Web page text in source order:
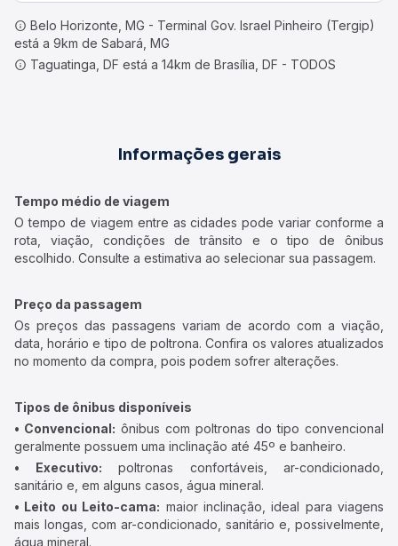
Belo Horizonte, MG - Terminal Gov. Israel Pinheiro (Tergip)
está a 9km de Sabará, MG
Taguatinga, DF está a 14km de Brasília, DF - TODOS
Informações gerais
Tempo médio de viagem
O tempo de viagem entre as cidades pode variar conforme a
rota, viação, condições de trânsito e o tipo de ônibus
escolhido. Consulte a estimativa ao selecionar sua passagem.
Preço da passagem
Os preços das passagens variam de acordo com a viação,
data, horário e tipo de poltrona. Confira os valores atualizados
no momento da compra, pois podem sofrer alterações.
Tipos de ônibus disponíveis
• Convencional: ônibus com poltronas do tipo convencional
geralmente possuem uma inclinação até 45º e banheiro.
• Executivo: poltronas confortáveis, ar-condicionado,
sanitário e, em alguns casos, água mineral.
• Leito ou Leito-cama: maior inclinação, ideal para viagens
mais longas, com ar-condicionado, sanitário e, possivelmente,
água mineral.